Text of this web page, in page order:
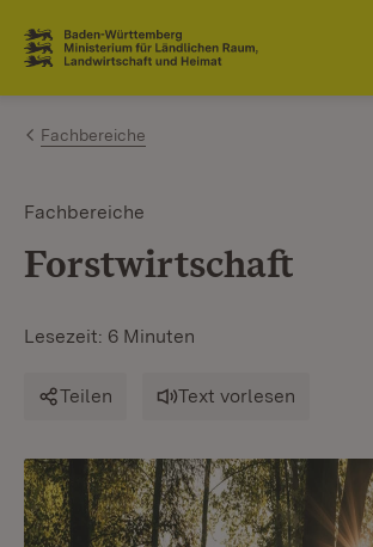
Zum Inhalt springen
Link zur Startseite
Fachbereiche
Fachbereiche
Forstwirtschaft
Lesezeit: 6 Minuten
Teilen Text vorlesen